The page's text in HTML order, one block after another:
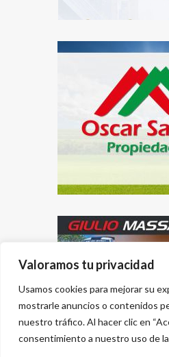
Valoramos tu privacidad
Usamos cookies para mejorar su
mostrarle anuncios o contenidos
nuestro tráfico. Al hacer clic en
consentimiento a nuestro uso de